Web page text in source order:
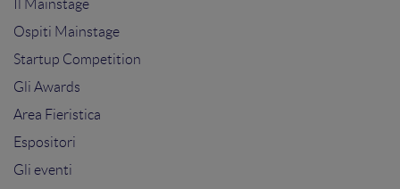
Il Mainstage
Ospiti Mainstage
Startup Competition
Gli Awards
Area Fieristica
Espositori
Gli eventi